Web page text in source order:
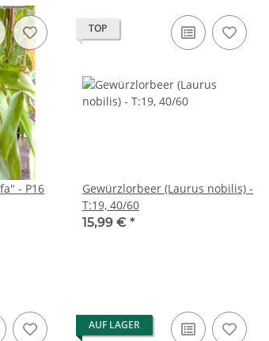
- P16
TOP
Gewürzlorbeer (Laurus nobilis) -
T:19, 40/60
15,99 € *
AUF LAGER